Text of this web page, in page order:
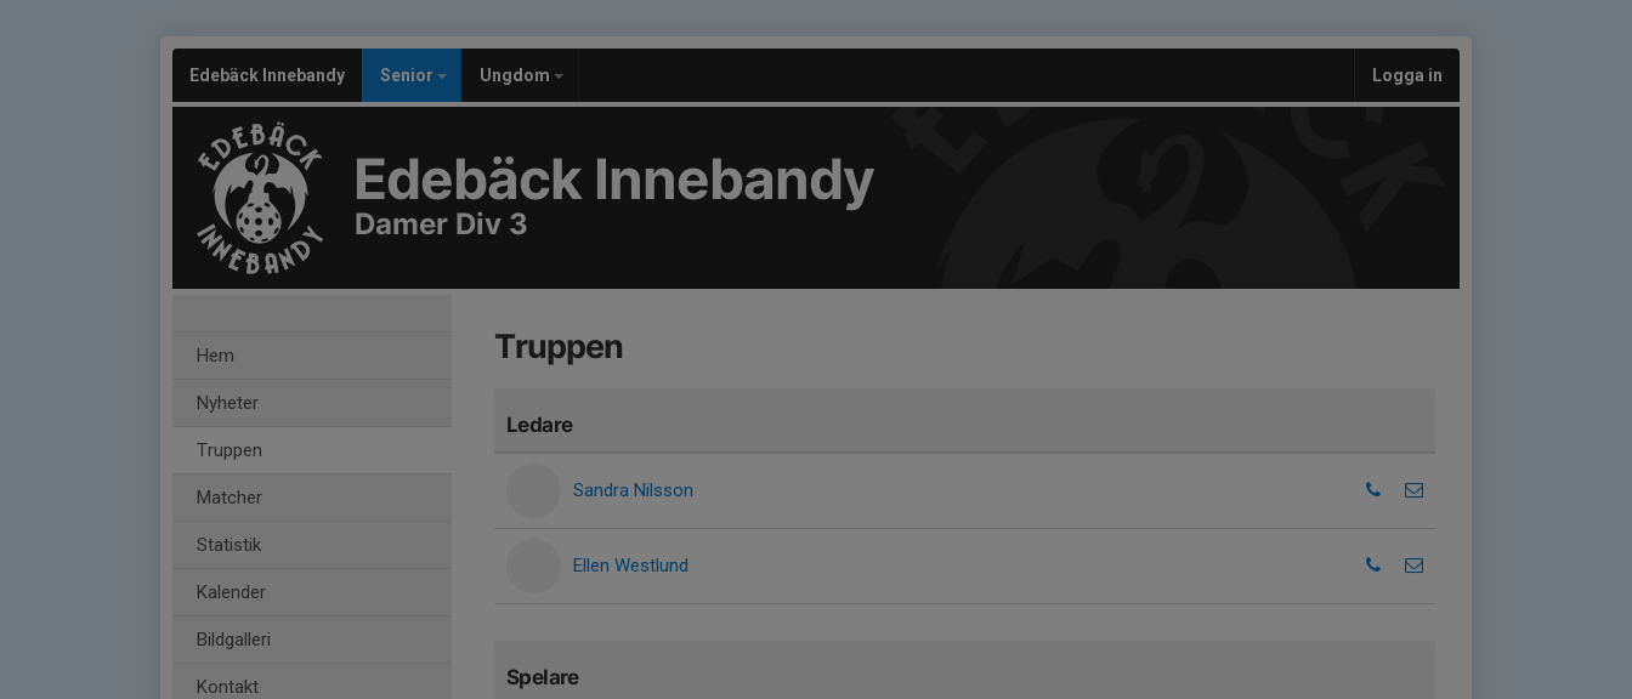
Edebäck Innebandy Senior Ungdom Logga in
Edebäck Innebandy
Damer Div 3
Hem
Nyheter
Truppen
Matcher
Statistik
Kalender
Bildgalleri
Kontakt
Truppen
Ledare
Sandra Nilsson
Ellen Westlund
Spelare